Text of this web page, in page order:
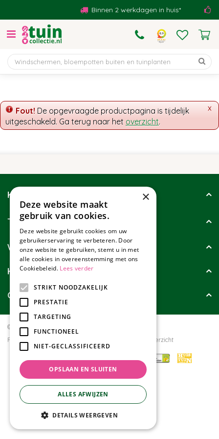
t
n
Binnen 2 werkdagen in huis*
x
Fout! De opgevraagde productpagina is tijdelijk
uitgeschakeld. Ga terug naar het overzicht.
Klantenservice
Tuincollectie
Wie zijn wij?
Klanten geven ons
Contact
© Tuincollectie.nl
Privacy policy
Tuincentrum Overzicht
×
Deze website maakt
gebruik van cookies.
Deze website gebruikt cookies om uw
gebruikerservaring te verbeteren. Door
onze website te gebruiken, stemt u in met
alle cookies in overeenstemming met ons
Cookiebeleid. Lees verder
STRIKT NOODZAKELIJK
PRESTATIE
TARGETING
FUNCTIONEEL
NIET-GECLASSIFICEERD
OPSLAAN EN SLUITEN
ALLES AFWIJZEN
DETAILS WEERGEVEN